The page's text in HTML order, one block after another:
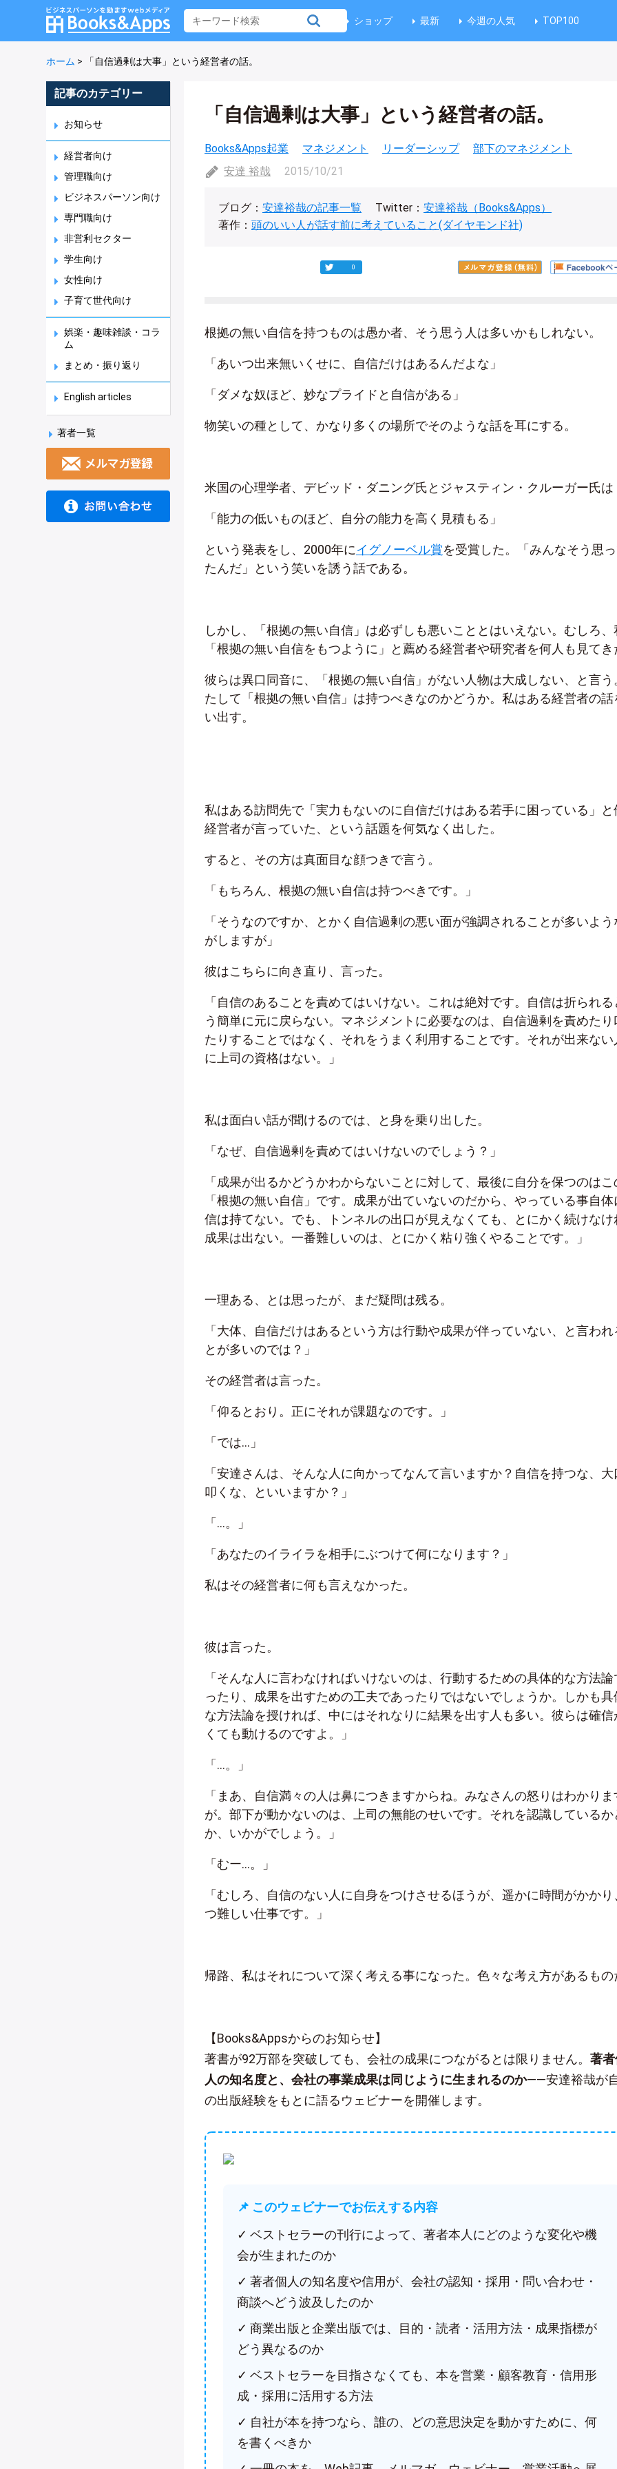
ショップ 最新 今週の人気 TOP100
ホーム > 「自信過剰は大事」という経営者の話。
記事のカテゴリー
お知らせ
経営者向け
管理職向け
ビジネスパーソン向け
専門職向け
非営利セクター
学生向け
女性向け
子育て世代向け
娯楽・趣味雑談・コラ
ム
まとめ・振り返り
English articles
著者一覧
「自信過剰は大事」という経営者の話。
Books&Apps起業 マネジメント リーダーシップ
部下のマネジメント
安達 裕哉
2015/10/21
ブログ： 安達裕哉の記事一覧 Twitter： 安達裕哉（Books&Apps）
著作： 頭のいい人が話す前に考えていること(ダイヤモンド社)
0
根拠の無い自信を持つものは愚か者、そう思う人は多いかもしれない。
「あいつ出来無いくせに、自信だけはあるんだよな」
「ダメな奴ほど、妙なプライドと自信がある」
物笑いの種として、かなり多くの場所でそのような話を耳にする。
米国の心理学者、デビッド・ダニング氏とジャスティン・クルーガー氏は
「能力の低いものほど、自分の能力を高く見積もる」
という発表をし、2000年にイグノーベル賞を受賞した。「みんなそう思
たんだ」という笑いを誘う話である。
しかし、「根拠の無い自信」は必ずしも悪いこととはいえない。むしろ、
「根拠の無い自信をもつように」と薦める経営者や研究者を何人も見てき
彼らは異口同音に、「根拠の無い自信」がない人物は大成しない、と言う
たして「根拠の無い自信」は持つべきなのかどうか。私はある経営者の話
い出す。
私はある訪問先で「実力もないのに自信だけはある若手に困っている」と
経営者が言っていた、という話題を何気なく出した。
すると、その方は真面目な顔つきで言う。
「もちろん、根拠の無い自信は持つべきです。」
「そうなのですか、とかく自信過剰の悪い面が強調されることが多いよう
がしますが」
彼はこちらに向き直り、言った。
「自信のあることを責めてはいけない。これは絶対です。自信は折られる
う簡単に元に戻らない。マネジメントに必要なのは、自信過剰を責めたり
たりすることではなく、それをうまく利用することです。それが出来ない
に上司の資格はない。」
私は面白い話が聞けるのでは、と身を乗り出した。
「なぜ、自信過剰を責めてはいけないのでしょう？」
「成果が出るかどうかわからないことに対して、最後に自分を保つのはこ
「根拠の無い自信」です。成果が出ていないのだから、やっている事自体
信は持てない。でも、トンネルの出口が見えなくても、とにかく続けなけ
成果は出ない。一番難しいのは、とにかく粘り強くやることです。」
一理ある、とは思ったが、まだ疑問は残る。
「大体、自信だけはあるという方は行動や成果が伴っていない、と言われ
とが多いのでは？」
その経営者は言った。
「仰るとおり。正にそれが課題なのです。」
「では…」
「安達さんは、そんな人に向かってなんて言いますか？自信を持つな、大
叩くな、といいますか？」
「…。」
「あなたのイライラを相手にぶつけて何になります？」
私はその経営者に何も言えなかった。
彼は言った。
「そんな人に言わなければいけないのは、行動するための具体的な方法論
ったり、成果を出すための工夫であったりではないでしょうか。しかも具
な方法論を授ければ、中にはそれなりに結果を出す人も多い。彼らは確信
くても動けるのですよ。」
「…。」
「まあ、自信満々の人は鼻につきますからね。みなさんの怒りはわかりま
が。部下が動かないのは、上司の無能のせいです。それを認識しているか
か、いかがでしょう。」
「むー…。」
「むしろ、自信のない人に自身をつけさせるほうが、遥かに時間がかかり
つ難しい仕事です。」
帰路、私はそれについて深く考える事になった。色々な考え方があるもの
【Books&Appsからのお知らせ】
著書が92万部を突破しても、会社の成果につながるとは限りません。 著者
人の知名度と、会社の事業成果は同じように生まれるのか——安達裕哉が
の出版経験をもとに語るウェビナーを開催します。
📌 このウェビナーでお伝えする内容
✓ ベストセラーの刊行によって、著者本人にどのような変化や機
会が生まれたのか
✓ 著者個人の知名度や信用が、会社の認知・採用・問い合わせ・
商談へどう波及したのか
✓ 商業出版と企業出版では、目的・読者・活用方法・成果指標が
どう異なるのか
✓ ベストセラーを目指さなくても、本を営業・顧客教育・信用形
成・採用に活用する方法
✓ 自社が本を持つなら、誰の、どの意思決定を動かすために、何
を書くべきか